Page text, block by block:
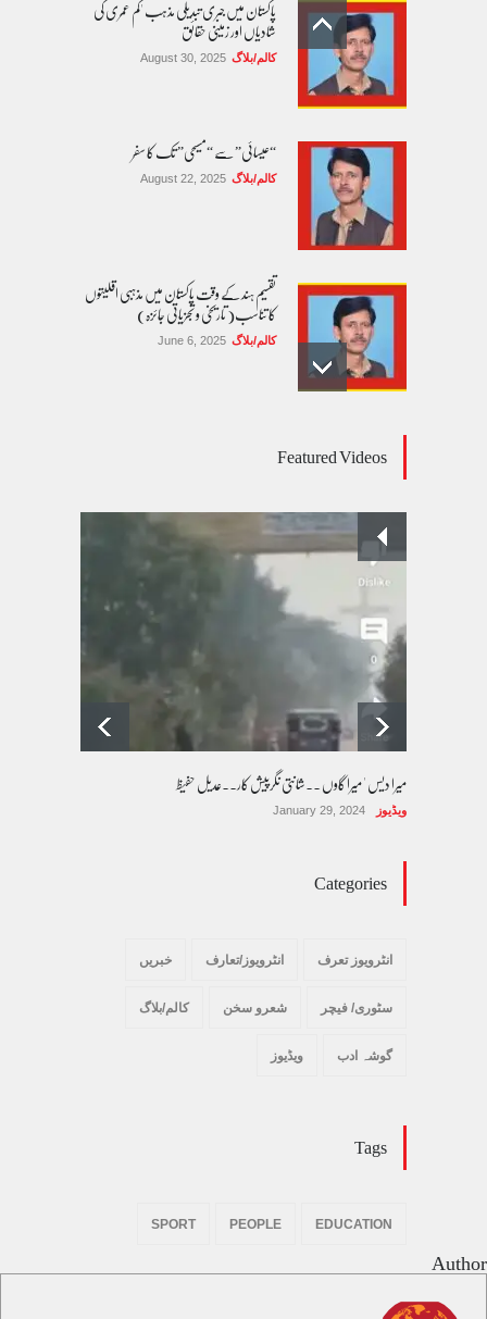
پاکستان میں جبری تبدیلی مذہب 'کم عمری کی
شادیاں اور زمینی حقائق
کالم/بلاگ August 30, 2025
“عیسائی” سے “مسیحی” تک کا سفر
کالم/بلاگ August 22, 2025
تقسیم ہند کے وقت پاکستان میں مذہبی اقلیتوں
کا تناسب( تاریخی و تجزیاتی جائزہ)
کالم/بلاگ June 6, 2025
پسند کی شادیوں کا بڑھتا ہوا رجحان اور راولپنڈی
کی یوسیز میں اندارج پر پابندی ایک نیا تنازعہ
October 14, 2025
Featured Videos
میرا دیس ' میرا گاوں ۔۔شانتی نگرپیش کار۔۔عدیل حفیظ
ویڈیوز January 29, 2024
Categories
انٹرویوز تعرف انٹرویوز/تعارف خبریں
سٹوری/ فیچر شعرو سخن کالم/بلاگ
گوشہ ادب ویڈیوز
Tags
EDUCATION
PEOPLE
SPORT
Author